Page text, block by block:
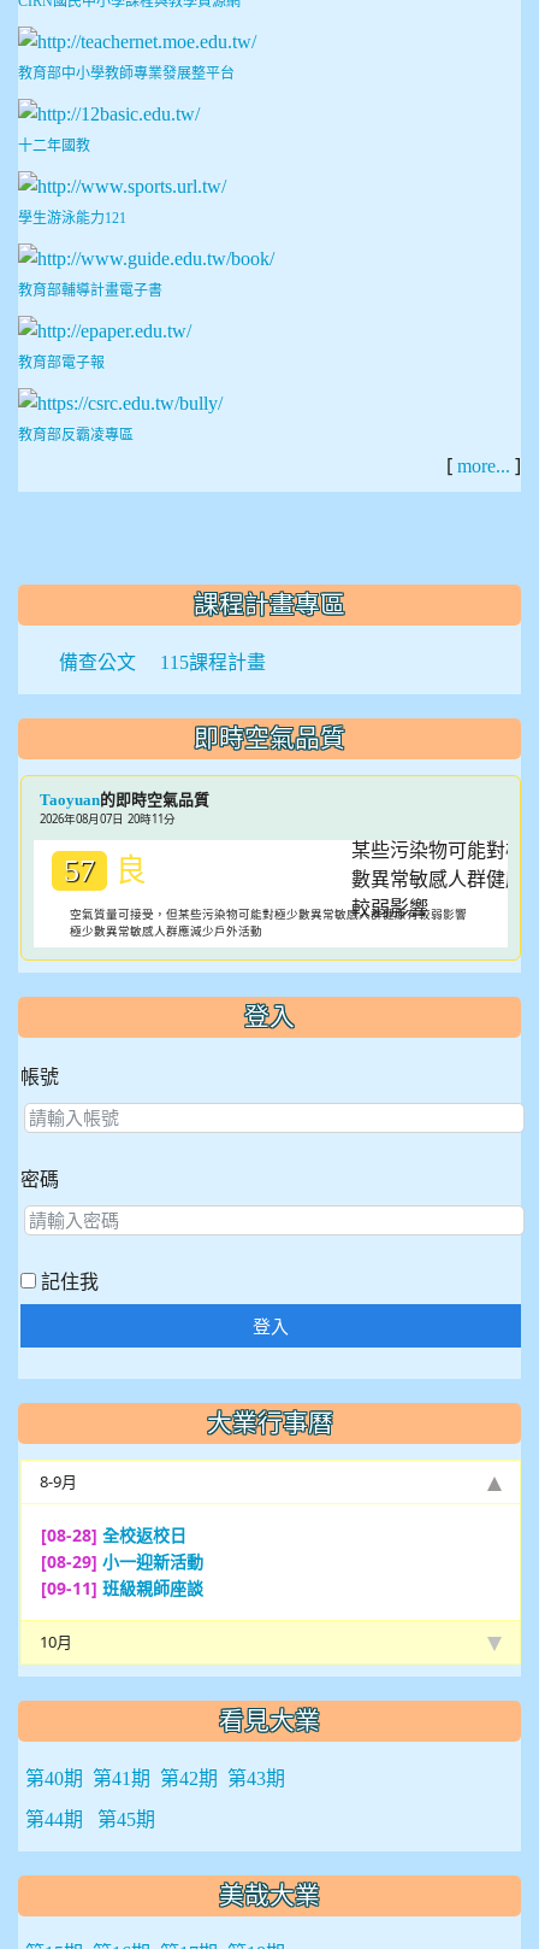
教育部中小學教師專業發展整平台
十二年國教
學生游泳能力121
教育部輔導計畫電子書
教育部電子報
教育部反霸凌專區
[ more... ]
::: 課程計畫專區
備查公文 115課程計畫
即時空氣品質
Taoyuan的即時空氣品質
2026年08月07日 20時11分
57 良
空氣質量可接受，但某些污染物可能對極少數異常敏感人群健康有較弱影響
極少數異常敏感人群應減少戶外活動
登入
帳號
密碼
記住我
登入
大業行事曆
8-9月
[08-28] 全校返校日
[08-29] 小一迎新活動
[09-11] 班級親師座談
10月
看見大業
第40期 第41期 第42期 第43期
第44期 第45期
美哉大業